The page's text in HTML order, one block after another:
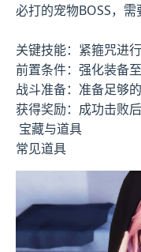
必打的宠物BOSS，需
关键技能：紧箍咒进
前置条件：强化装备
战斗准备：准备足够
获得奖励：成功击败
宝藏与道具
常见道具